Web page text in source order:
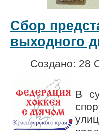
Сбор
выходного
Создано: 28
В